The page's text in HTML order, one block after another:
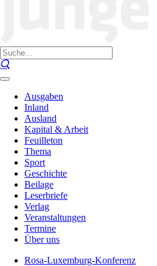
Ausgaben
Inland
Ausland
Kapital & Arbeit
Feuilleton
Thema
Sport
Geschichte
Beilage
Leserbriefe
Verlag
Veranstaltungen
Termine
Über uns
Rosa-Luxemburg-Konferenz